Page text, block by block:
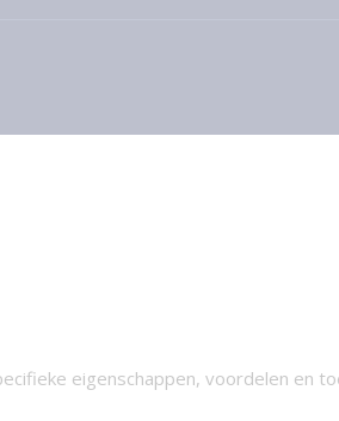
eigenschappen, voordelen en